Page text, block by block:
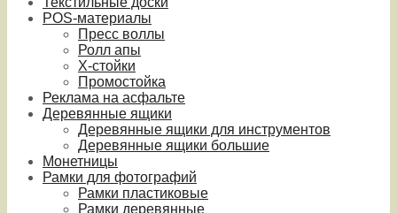
POS-материалы
Пресс воллы
Ролл апы
Х-стойки
Промостойка
Реклама на асфальте
Деревянные ящики
Деревянные ящики для инструментов
Деревянные ящики большие
Монетницы
Рамки для фотографий
Рамки пластиковые
Рамки деревянные